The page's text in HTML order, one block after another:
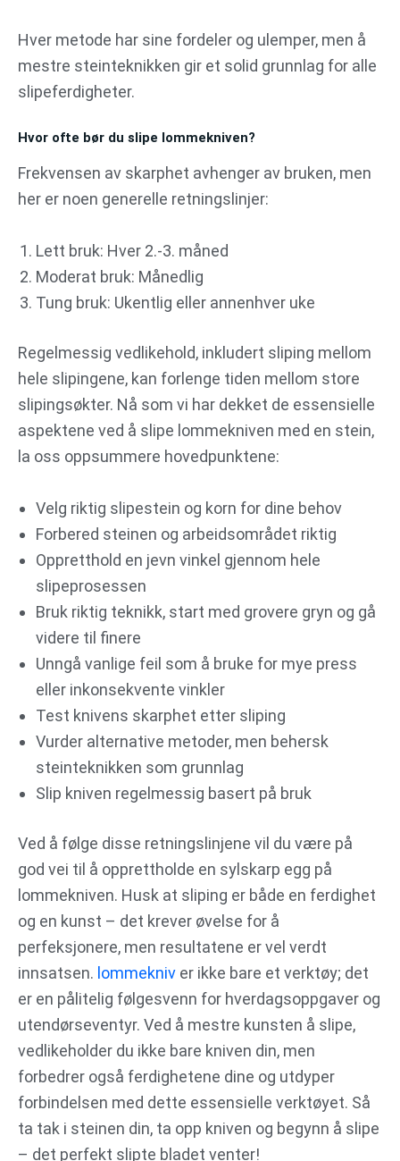
Hver metode har sine fordeler og ulemper, men å
mestre steinteknikken gir et solid grunnlag for alle
slipeferdigheter.
Hvor ofte bør du slipe lommekniven?
Frekvensen av skarphet avhenger av bruken, men
her er noen generelle retningslinjer:
Lett bruk: Hver 2.-3. måned
Moderat bruk: Månedlig
Tung bruk: Ukentlig eller annenhver uke
Regelmessig vedlikehold, inkludert sliping mellom
hele slipingene, kan forlenge tiden mellom store
slipingsøkter. Nå som vi har dekket de essensielle
aspektene ved å slipe lommekniven med en stein,
la oss oppsummere hovedpunktene:
Velg riktig slipestein og korn for dine behov
Forbered steinen og arbeidsområdet riktig
Oppretthold en jevn vinkel gjennom hele
slipeprosessen
Bruk riktig teknikk, start med grovere gryn og gå
videre til finere
Unngå vanlige feil som å bruke for mye press
eller inkonsekvente vinkler
Test knivens skarphet etter sliping
Vurder alternative metoder, men behersk
steinteknikken som grunnlag
Slip kniven regelmessig basert på bruk
Ved å følge disse retningslinjene vil du være på
god vei til å opprettholde en sylskarp egg på
lommekniven. Husk at sliping er både en ferdighet
og en kunst – det krever øvelse for å
perfeksjonere, men resultatene er vel verdt
innsatsen. lommekniv er ikke bare et verktøy; det
er en pålitelig følgesvenn for hverdagsoppgaver og
utendørseventyr. Ved å mestre kunsten å slipe,
vedlikeholder du ikke bare kniven din, men
forbedrer også ferdighetene dine og utdyper
forbindelsen med dette essensielle verktøyet. Så
ta tak i steinen din, ta opp kniven og begynn å slipe
– det perfekt slipte bladet venter!